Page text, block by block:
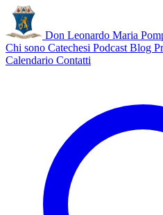
Don Leonardo Maria
Chi sono Catechesi Podcast Blog
Calendario Contatti